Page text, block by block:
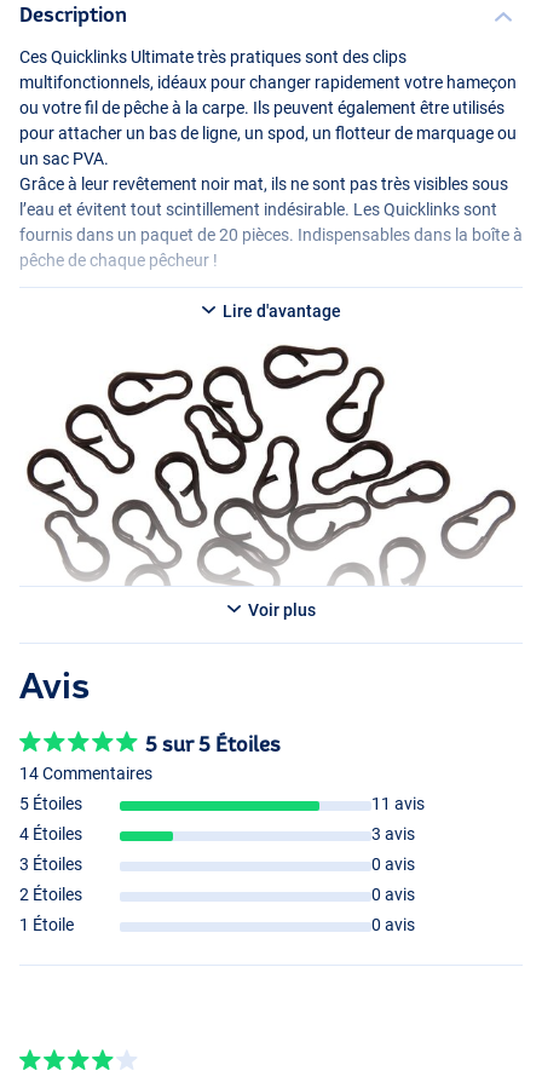
Description
Ces Quicklinks Ultimate très pratiques sont des clips
multifonctionnels, idéaux pour changer rapidement votre hameçon
ou votre fil de pêche à la carpe. Ils peuvent également être utilisés
pour attacher un bas de ligne, un spod, un flotteur de marquage ou
un sac PVA.
Grâce à leur revêtement noir mat, ils ne sont pas très visibles sous
l’eau et évitent tout scintillement indésirable. Les Quicklinks sont
fournis dans un paquet de 20 pièces. Indispensables dans la boîte à
pêche de chaque pêcheur !
Lire d'avantage
Voir plus
Avis
5 sur 5 Étoiles
14 Commentaires
5 Étoiles
11 avis
4 Étoiles
3 avis
3 Étoiles
0 avis
2 Étoiles
0 avis
1 Étoile
0 avis